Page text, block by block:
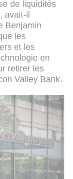
de liquidités
avait-il
Benjamin
les
et les
en
retirer les
Valley Bank.